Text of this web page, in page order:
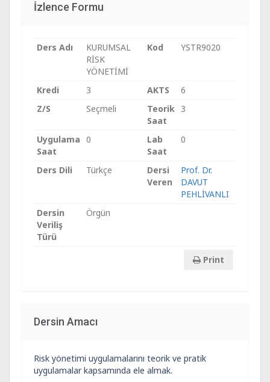
İzlence Formu
Ders Adı
KURUMSAL
RİSK
YÖNETİMİ
Kod YSTR9020
Kredi 3 AKTS
6
Z/S
Seçmeli
Teorik
Saat
3
Uygulama
Saat
0
Lab
Saat
0
Ders Dili Türkçe
Dersi
Veren
Prof. Dr.
DAVUT
PEHLİVANLI
Dersin
Veriliş
Türü
Örgün
Print
Dersin Amacı
Risk yönetimi uygulamalarını teorik ve pratik
uygulamalar kapsamında ele almak.